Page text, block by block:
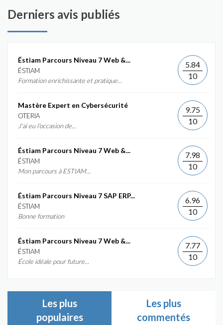
Derniers avis publiés
Éstiam Parcours Niveau 7 Web &...
ÉSTIAM
Formation enrichissante et pratique...
5.84
10
Mastère Expert en Cybersécurité
OTERIA
J'ai eu l'occasion de...
9.75
10
Éstiam Parcours Niveau 7 Web &...
ÉSTIAM
Mon parcours à ESTIAM...
7.98
10
Éstiam Parcours Niveau 7 SAP ERP...
ÉSTIAM
Bonne formation
6.96
10
Éstiam Parcours Niveau 7 Web &...
ÉSTIAM
École idéale pour future...
7.77
10
Les plus
populaires
Les plus
commentés